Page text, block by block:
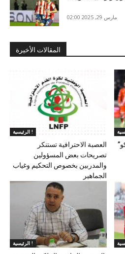
مارس 29, 2025 02:00
المقالات الأخيرة
الرئيسية !
العصبة الاحترافية تستنكر
تصريحات بعض المسؤولين
والمدربين بخصوص التحكيم وغياب
الجماهير
الرئيسية !